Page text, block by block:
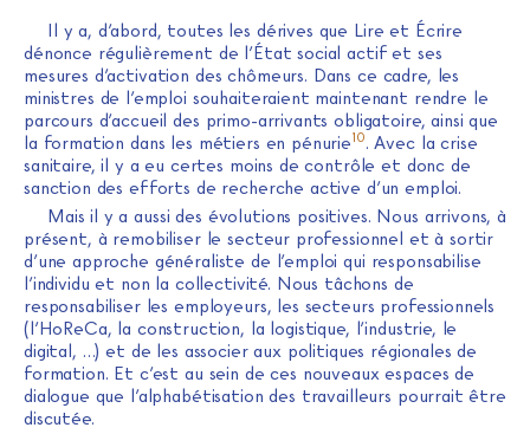
Il y a, d’abord, toutes les dérives que Lire et Écrire
dénonce régulièrement de l’État social actif et ses
mesures d’activation des chômeurs. Dans ce cadre, les
ministres de l’emploi souhaiteraient maintenant rendre le
parcours d’accueil des primo-arrivants obligatoire, ainsi que
la formation dans les métiers en pénurie10. Avec la crise
sanitaire, il y a eu certes moins de contrôle et donc de
sanction des efforts de recherche active d’un emploi.
Mais il y a aussi des évolutions positives. Nous arrivons, à
présent, à remobiliser le secteur professionnel et à sortir
d’une approche généraliste de l’emploi qui responsabilise
l’individu et non la collectivité. Nous tâchons de
responsabiliser les employeurs, les secteurs professionnels
(l’HoReCa, la construction, la logistique, l’industrie, le
digital, …) et de les associer aux politiques régionales de
formation. Et c’est au sein de ces nouveaux espaces de
dialogue que l’alphabétisation des travailleurs pourrait être
discutée.